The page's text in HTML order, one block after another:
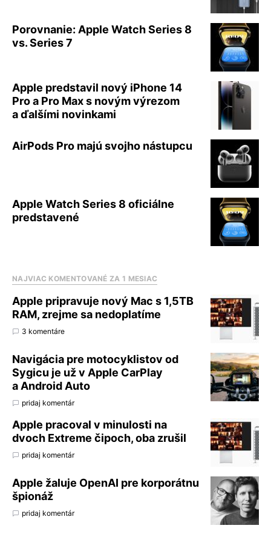
Porovnanie: Apple Watch Series 8
vs. Series 7
Apple predstavil nový iPhone 14
Pro a Pro Max s novým výrezom
a ďalšími novinkami
AirPods Pro majú svojho nástupcu
Apple Watch Series 8 oficiálne
predstavené
NAJVIAC KOMENTOVANÉ ZA 1 MESIAC
Apple pripravuje nový Mac s 1,5TB
RAM, zrejme sa nedoplatíme
3 komentáre
Navigácia pre motocyklistov od
Sygicu je už v Apple CarPlay
a Android Auto
pridaj komentár
Apple pracoval v minulosti na
dvoch Extreme čipoch, oba zrušil
pridaj komentár
Apple žaluje OpenAI pre korporátnu
špionáž
pridaj komentár